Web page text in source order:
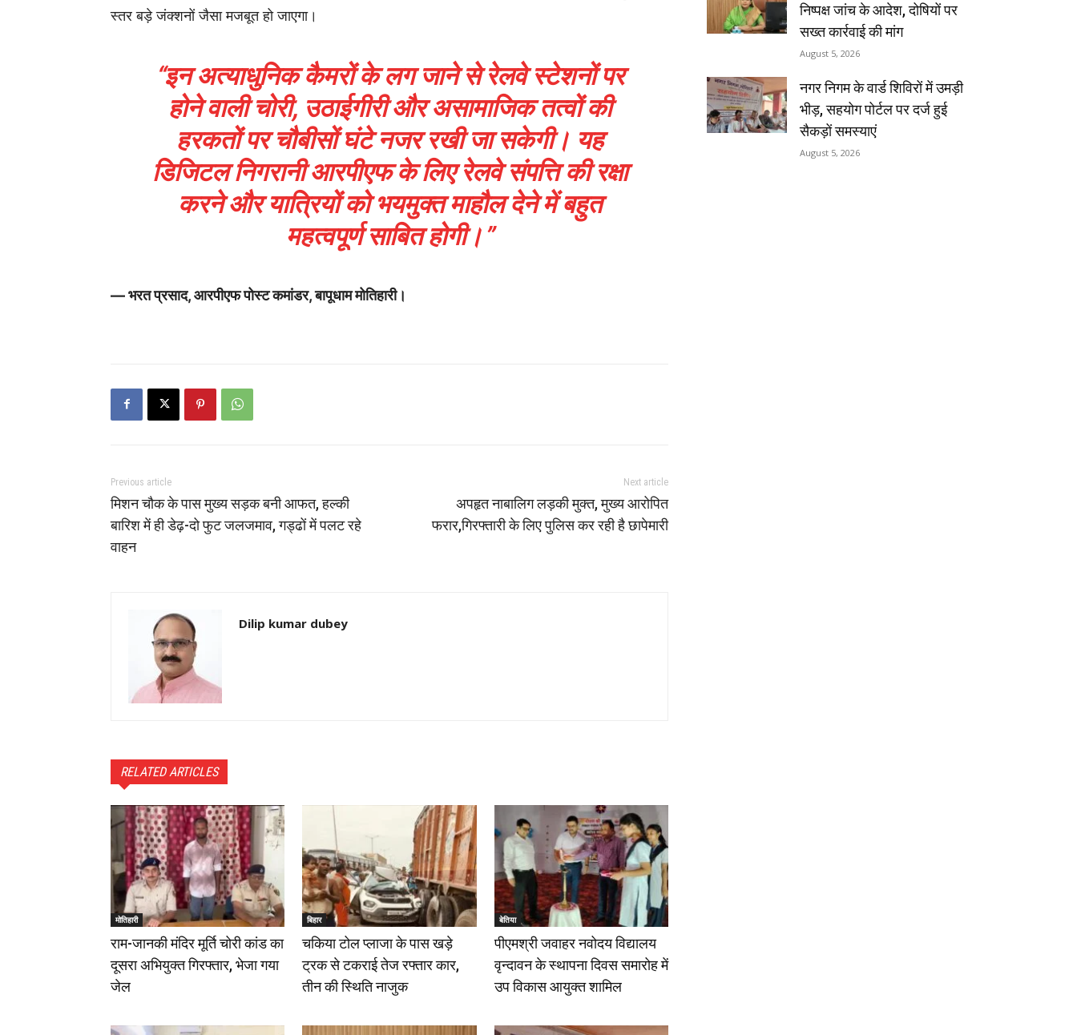
स्तर बड़े जंक्शनों जैसा मजबूत हो जाएगा।
“इन अत्याधुनिक कैमरों के लग जाने से रेलवे स्टेशनों पर
होने वाली चोरी, उठाईगीरी और असामाजिक तत्वों की
हरकतों पर चौबीसों घंटे नजर रखी जा सकेगी। यह
डिजिटल निगरानी आरपीएफ के लिए रेलवे संपत्ति की रक्षा
करने और यात्रियों को भयमुक्त माहौल देने में बहुत
महत्वपूर्ण साबित होगी।”
— भरत प्रसाद, आरपीएफ पोस्ट कमांडर, बापूधाम मोतिहारी।
Previous article
मिशन चौक के पास मुख्य सड़क बनी आफत, हल्की
बारिश में ही डेढ़-दो फुट जलजमाव, गड्ढों में पलट रहे
वाहन
Next article
अपहृत नाबालिग लड़की मुक्त, मुख्य आरोपित
फरार,गिरफ्तारी के लिए पुलिस कर रही है छापेमारी
Dilip kumar dubey
RELATED ARTICLES
मोतिहारी
राम-जानकी मंदिर मूर्ति चोरी कांड का
दूसरा अभियुक्त गिरफ्तार, भेजा गया
जेल
बिहार
चकिया टोल प्लाजा के पास खड़े
ट्रक से टकराई तेज रफ्तार कार,
तीन की स्थिति नाजुक
बेतिया
पीएमश्री जवाहर नवोदय विद्यालय
वृन्दावन के स्थापना दिवस समारोह में
उप विकास आयुक्त शामिल
निष्पक्ष जांच के आदेश, दोषियों पर
सख्त कार्रवाई की मांग
August 5, 2026
नगर निगम के वार्ड शिविरों में उमड़ी
भीड़, सहयोग पोर्टल पर दर्ज हुई
सैकड़ों समस्याएं
August 5, 2026